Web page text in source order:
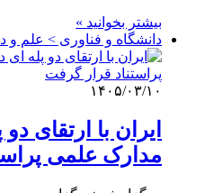
بیشتر بخوانید »
دانشگاه و فناوری > علم و
۱۴۰۵/۰۳/۱۰
مدارک علمی